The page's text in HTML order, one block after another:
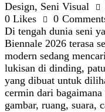
Design, Seni Visual
0 Likes 0
Di tengah dunia seni
Biennale 2026 terasa
modern sedang
lukisan di dinding,
yang dibuat untuk
cermin dari
gambar, ruang, suara,